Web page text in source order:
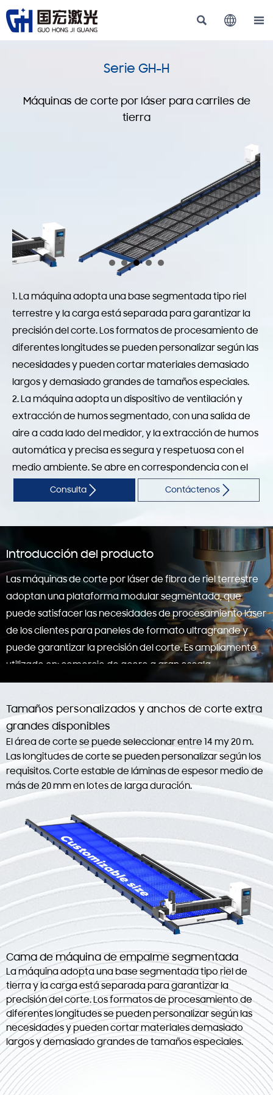
  
Serie GH-H
Máquinas de corte por láser para carriles de
tierra
1. La máquina adopta una base segmentada tipo riel
terrestre y la carga está separada para garantizar la
precisión del corte. Los formatos de procesamiento de
diferentes longitudes se pueden personalizar según las
necesidades y pueden cortar materiales demasiado
largos y demasiado grandes de tamaños especiales.
2. La máquina adopta un dispositivo de ventilación y
extracción de humos segmentado, con una salida de
aire a cada lado del medidor, y la extracción de humos
automática y precisa es segura y respetuosa con el
medio ambiente. Se abre en correspondencia con el
movimiento del travesaño. Hay dos interfaces de
extracción de aire al final del equipo, que tienen un
ultragrande que puede personalizar formatos de
procesamiento de diferentes longitudes según las
necesidades. Puede cortar materiales de tamaños
especiales demasiado largos y demasiado grandes
para lograr el procesamiento general de piezas de
trabajo demasiado largas; El transporte y la instalación
se ven menos afectados por las limitaciones de
Consulta  Contáctenos 
Introducción del producto
Las máquinas de corte por láser de fibra de riel terrestre
adoptan una plataforma modular segmentada, que
puede satisfacer las necesidades de procesamiento láser
de los clientes para paneles de formato ultragrande y
puede garantizar la precisión del corte. Es ampliamente
utilizado en: comercio de acero a gran escala,
combinación de equipos, maquinaria de ingeniería,
especiales, construcción naval, fabricación de turbinas
eólicas, torres de energía, encofrados de acero,
fabricación de contenedores y tanques, ingeniería de
estructuras de acero y otras industrias.
Tamaños personalizados y anchos de corte extra
grandes disponibles
El área de corte se puede seleccionar entre 14 my 20 m.
Las longitudes de corte se pueden personalizar según los
requisitos. Corte estable de láminas de espesor medio de
más de 20 mm en lotes de larga duración.
Cama de máquina de empalme segmentada
La máquina adopta una base segmentada tipo riel de
tierra y la carga está separada para garantizar la
precisión del corte. Los formatos de procesamiento de
diferentes longitudes se pueden personalizar según las
necesidades y pueden cortar materiales demasiado
largos y demasiado grandes de tamaños especiales.